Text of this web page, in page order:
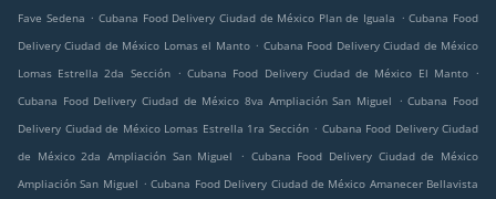
Fave Sedena . Cubana Food Delivery Ciudad de México Plan de Iguala . Cubana Food
Delivery Ciudad de México Lomas el Manto . Cubana Food Delivery Ciudad de México
Lomas Estrella 2da Sección . Cubana Food Delivery Ciudad de México El Manto .
Cubana Food Delivery Ciudad de México 8va Ampliación San Miguel
. Cubana Food
Delivery Ciudad de México Lomas Estrella 1ra Sección . Cubana Food Delivery Ciudad
de México 2da Ampliación San Miguel
. Cubana Food Delivery Ciudad de México
Ampliación San Miguel . Cubana Food Delivery Ciudad de México Amanecer Bellavista